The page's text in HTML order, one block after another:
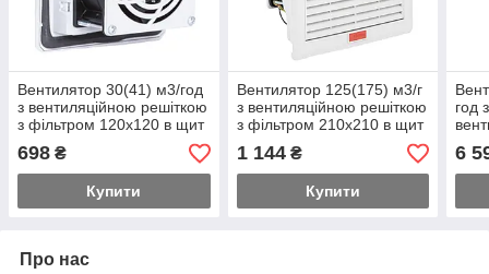
Вентилятор 30(41) м3/год
з вентиляційною решіткою
з фільтром 120х120 в щит
з клемною колодкою
698 ₴
Купити
Вентилятор 125(175) м3/г
з вентиляційною решіткою
з фільтром 210x210 в щит
1 144₴
Купити
год
мм
6
Про нас